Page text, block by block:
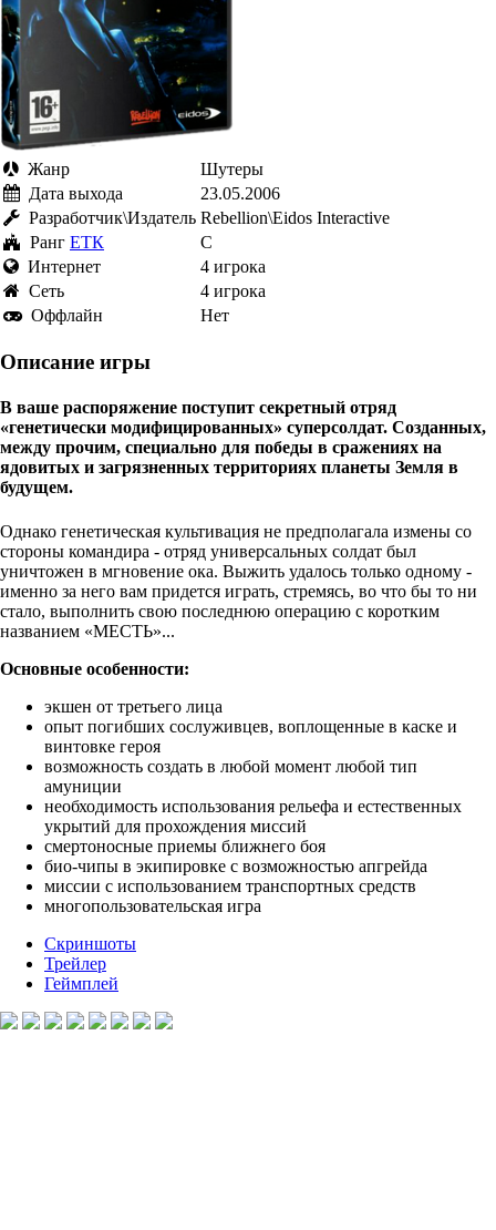
Жанр
Шутеры
Дата выхода
23.05.2006
Разработчик\Издатель Rebellion\Eidos Interactive
Ранг ЕТК
C
Интернет
4 игрока
Cеть
4 игрока
Оффлайн
Нет
Описание игры
В ваше распоряжение поступит секретный отряд
«генетически модифицированных» суперсолдат. Созданных,
между прочим, специально для победы в сражениях на
ядовитых и загрязненных территориях планеты Земля в
будущем.
Однако генетическая культивация не предполагала измены со
стороны командира - отряд универсальных солдат был
уничтожен в мгновение ока. Выжить удалось только одному -
именно за него вам придется играть, стремясь, во что бы то ни
стало, выполнить свою последнюю операцию с коротким
названием «МЕСТЬ»...
Основные особенности:
экшен от третьего лица
опыт погибших сослуживцев, воплощенные в каске и
винтовке героя
возможность создать в любой момент любой тип
амуниции
необходимость использования рельефа и естественных
укрытий для прохождения миссий
смертоносные приемы ближнего боя
био-чипы в экипировке с возможностью апгрейда
миссии с использованием транспортных средств
многопользовательская игра
Скриншоты
Трейлер
Геймплей